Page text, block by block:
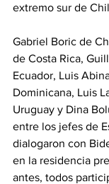
extremo sur de
Gabriel Boric de
de Costa Rica,
Ecuador, Luis
Dominicana, Luis
Uruguay y Dina
entre los jefes de
dialogaron con
en la residencia
antes, todos